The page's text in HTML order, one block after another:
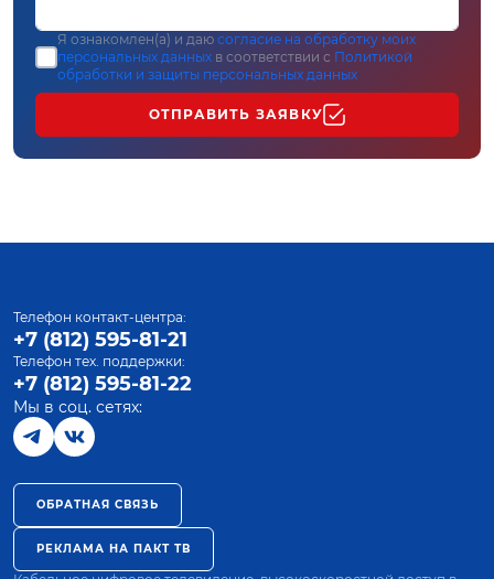
Я ознакомлен(а) и даю согласие на обработку моих
персональных данных в соответствии с Политикой
обработки и защиты персональных данных
ОТПРАВИТЬ ЗАЯВКУ
Телефон контакт-центра:
+7 (812) 595-81-21
Телефон тех. поддержки:
+7 (812) 595-81-22
Мы в соц. сетях:
ОБРАТНАЯ СВЯЗЬ
РЕКЛАМА НА ПАКТ ТВ